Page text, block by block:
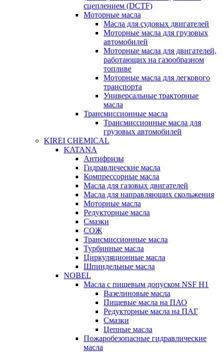
сцеплением (DCTF)
Моторные масла
Масла для судовых двигателей
Моторные масла для грузовых
автомобилей
Моторные масла для двигателей,
работающих на газообразном
топливе
Моторные масла для легкового
транспорта
Универсальные тракторные
масла
Трансмиссионные масла
Трансмиссионные масла для
грузовых автомобилей
KIREI CHEMICAL
KATANA
Антифризы
Гидравлические масла
Компрессорные масла
Масла для газовых двигателей
Масла для направляющих скольжения
Моторные масла
Редукторные масла
Смазки
СОЖ
Трансмиссионные масла
Турбинные масла
Циркуляционные масла
Шпиндельные масла
NOBEL
Масла с пищевым допуском NSF H1
Вазелиновые масла
Пищевые масла на ПАО
Редукторные масла на ПАГ
Смазки
Цепные масла
Пожаробезопасные гидравлические
масла